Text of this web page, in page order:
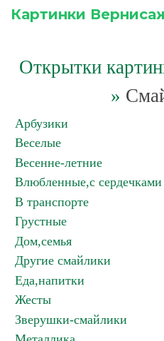
Картинки
Открытки
»
Арбузики
Веселые
Весенне-летние
Влюбленные,с сердечками
В транспорте
Грустные
Дом,семья
Другие смайлики
Еда,напитки
Жесты
Зверушки-смайлики